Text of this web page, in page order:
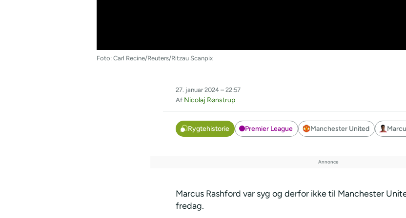
Foto: Carl Recine/Reuters/Ritzau Scanpix
27. januar 2024 – 22:57
Af Nicolaj Rønstrup
Rygtehistorie Premier League Manchester United
Marcus Rashford var syg og derfor ikke til Manchester
fredag.